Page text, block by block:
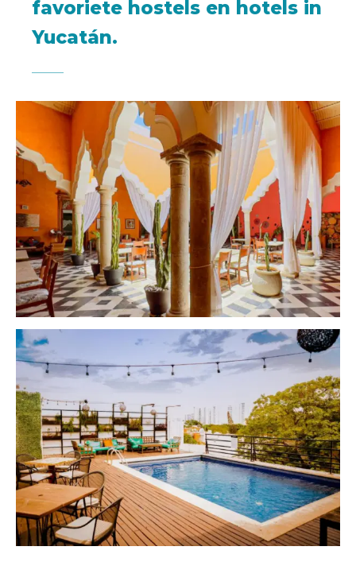
favoriete hostels en hotels in
Yucatán.